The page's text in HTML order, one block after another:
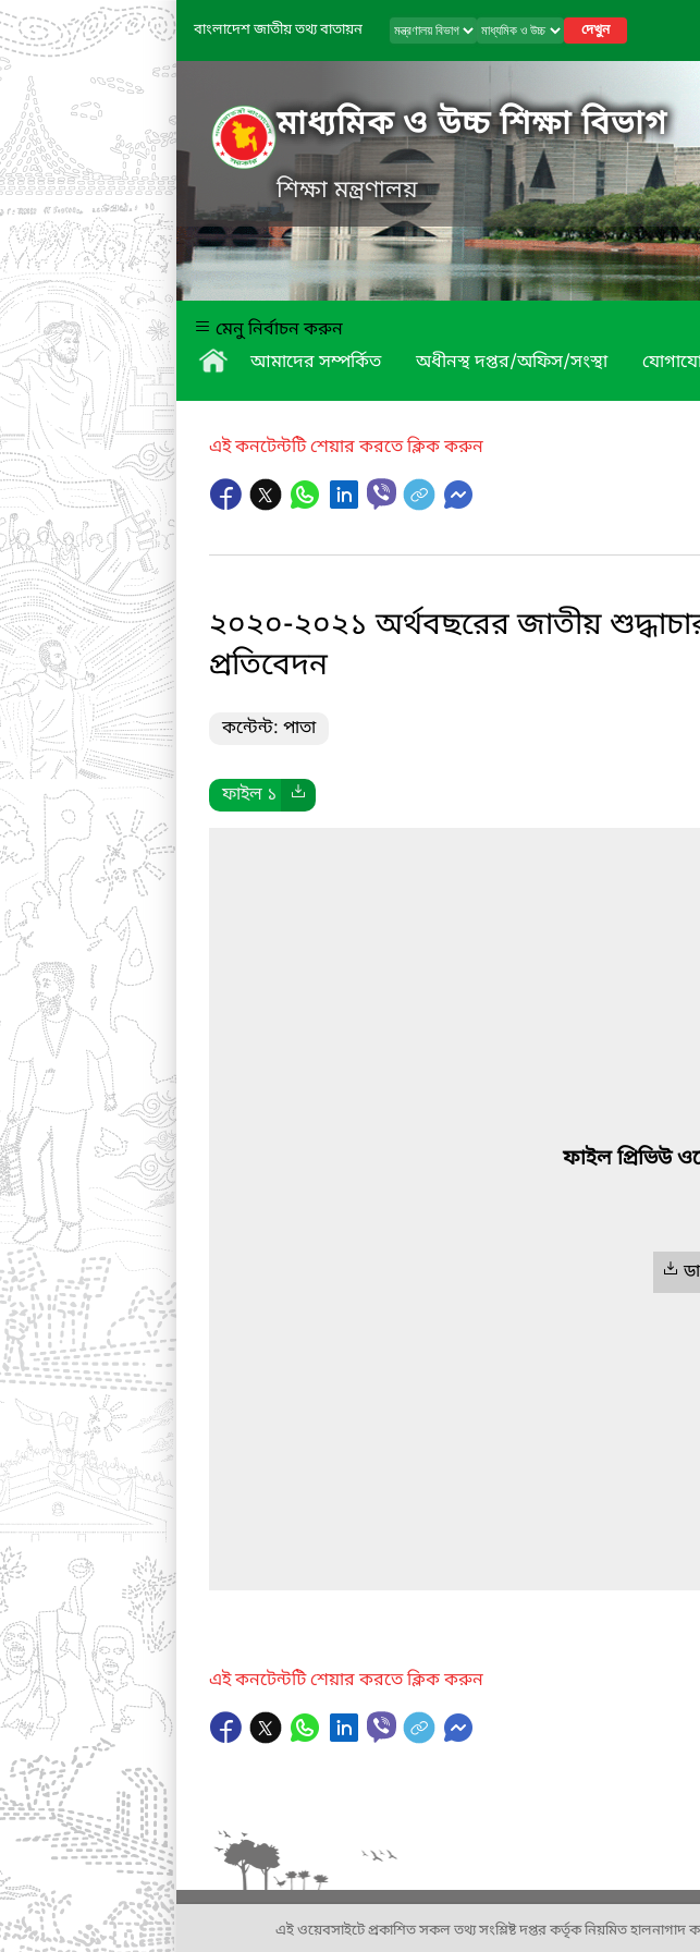
বাংলাদেশ জাতীয় তথ্য বাতায়ন দেখুন
মাধ্যমিক ও উচ্চ শিক্ষা বিভাগ
শিক্ষা মন্ত্রণালয়
মেনু নির্বাচন করুন
আমাদের সম্পর্কিত
অধীনস্থ দপ্তর/অফিস/সংস্থা
এই কনটেন্টটি শেয়ার করতে ক্লিক করুন
২০২০-২০২১ অর্থবছরের জাতীয়
প্রতিবেদন
কন্টেন্ট: পাতা
ফাইল ১
ফাইল প্রিভিউ
এই কনটেন্টটি শেয়ার করতে ক্লিক করুন
এই ওয়েবসাইটে প্রকাশিত সকল তথ্য সংশ্লিষ্ট দপ্তর কর্তৃক নিয়মিত হালনাগাদ